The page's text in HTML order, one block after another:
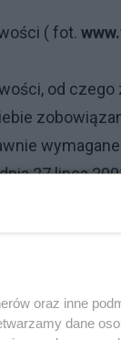
( fot.
od czego
27 lipca
polecenia
w
oraz inne
dane